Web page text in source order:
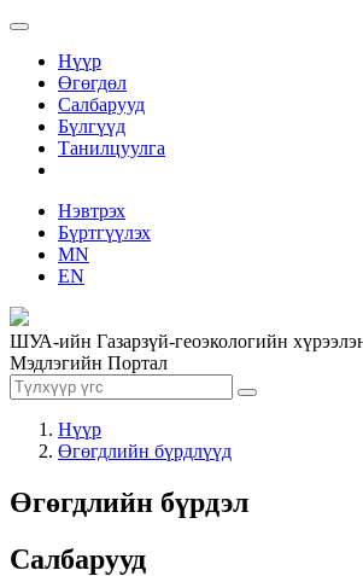
Нүүр
Өгөгдөл
Салбарууд
Бүлгүүд
Танилцуулга
Нэвтрэх
Бүртгүүлэх
MN
EN
ШУА-ийн Газарзүй-геоэкологийн
Мэдлэгийн Портал
Нүүр
Өгөгдлийн бүрдлүүд
Өгөгдлийн бүрдэл
Салбарууд